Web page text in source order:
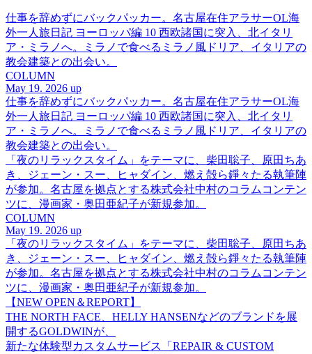
仕事を辞めずにバックパッカー。名古屋在住アラサーOL海
外一人旅日記 ヨーロッパ編 10 西欧諸国に突入、北イタリ
ア・ミラノへ。ミラノで食べるミラノ風ドリア、イタリアの
教会建築との出会い。
COLUMN
May 19. 2026 up
仕事を辞めずにバックパッカー。名古屋在住アラサーOL海
外一人旅日記 ヨーロッパ編 10 西欧諸国に突入、北イタリ
ア・ミラノへ。ミラノで食べるミラノ風ドリア、イタリアの
教会建築との出会い。
「夜のリラックスタイム」をテーマに、柴田聡子、原田ちあ
き、ジェーン・スー、ヒャダイン、燃え殻ら錚々たる執筆陣
が参加。名古屋を拠点とする株式会社中村のコラムコンテン
ツに、漫画家・奥田亜紀子が新規参加。
COLUMN
May 19. 2026 up
「夜のリラックスタイム」をテーマに、柴田聡子、原田ちあ
き、ジェーン・スー、ヒャダイン、燃え殻ら錚々たる執筆陣
が参加。名古屋を拠点とする株式会社中村のコラムコンテン
ツに、漫画家・奥田亜紀子が新規参加。
【NEW OPEN＆REPORT】
THE NORTH FACE、HELLY HANSENなどのブランドを展
開するGOLDWINが、
新たな体験型カスタムサービス「REPAIR & CUSTOM